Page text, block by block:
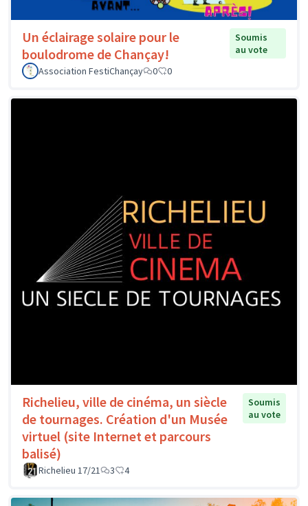
Un éclairage solaire pour le
boulodrome de Chançay!
Soumis
au vote
Association FestiChançay
0 0
Richelieu, ville de cinéma, un siècle
de tournages. Création d'un Musée
virtuel (site Internet et parcours
balisé)
Soumis
au vote
Richelieu 17/21 3 4